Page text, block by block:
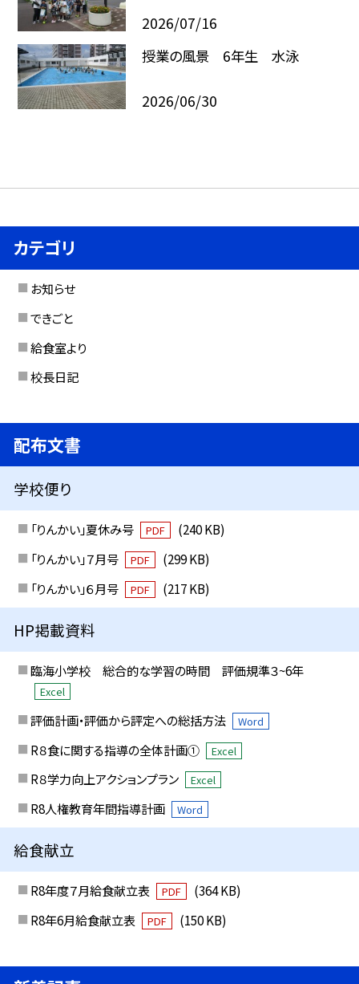
2026/07/16
授業の風景 6年生 水泳
2026/06/30
カテゴリ
お知らせ
できごと
給食室より
校長日記
配布文書
学校便り
「りんかい」夏休み号 PDF
(240 KB)
「りんかい」７月号
PDF
(299 KB)
「りんかい」６月号
PDF (217 KB)
HP掲載資料
臨海小学校 総合的な学習の時間 評価規準３~6年
Excel
評価計画・評価から評定への総括方法 Word
R８食に関する指導の全体計画① Excel
R８学力向上アクションプラン Excel
R8人権教育年間指導計画 Word
給食献立
R8年度７月給食献立表 PDF
(364 KB)
R8年6月給食献立表
PDF (150 KB)